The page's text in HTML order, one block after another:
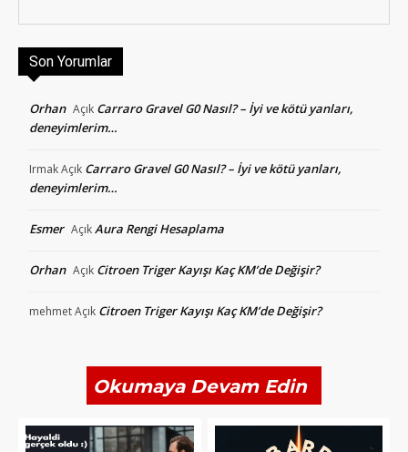
Son Yorumlar
Orhan Açık Carraro Gravel G0 Nasıl? – İyi ve kötü yanları,
deneyimlerim…
IrmakAçık Carraro Gravel G0 Nasıl? – İyi ve kötü yanları,
deneyimlerim…
Esmer AçıkAura Rengi Hesaplama
Orhan Açık Citroen Triger Kayışı Kaç KM’de Değişir?
mehmetAçık Citroen Triger Kayışı Kaç KM’de Değişir?
Okumaya Devam Edin